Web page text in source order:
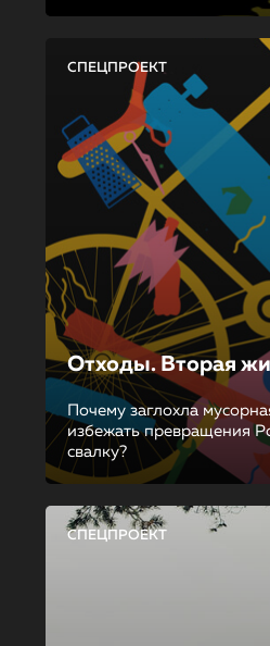
СПЕЦПРОЕКТ
Отходы. Вторая
Почему заглохла
избежать превращения
свалку?
СПЕЦПРОЕКТ